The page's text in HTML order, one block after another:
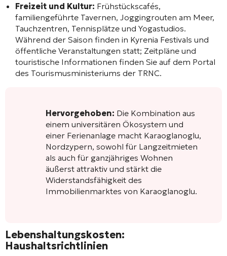
Freizeit und Kultur: Frühstückscafés,
familiengeführte Tavernen, Joggingrouten am Meer,
Tauchzentren, Tennisplätze und Yogastudios.
Während der Saison finden in Kyrenia Festivals und
öffentliche Veranstaltungen statt; Zeitpläne und
touristische Informationen finden Sie auf dem Portal
des Tourismusministeriums der TRNC.
Hervorgehoben: Die Kombination aus
einem universitären Ökosystem und
einer Ferienanlage macht Karaoglanoglu,
Nordzypern, sowohl für Langzeitmieten
als auch für ganzjähriges Wohnen
äußerst attraktiv und stärkt die
Widerstandsfähigkeit des
Immobilienmarktes von Karaoglanoglu.
Lebenshaltungskosten:
Haushaltsrichtlinien